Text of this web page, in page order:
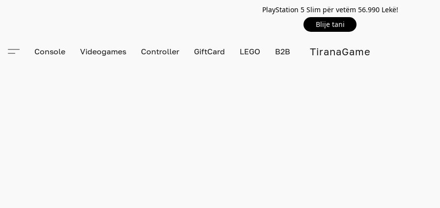
PlayStation 5 Slim për vetëm 56.990 Lekë!
Blije tani
TiranaGame
Console Videogames Controller GiftCard LEGO B2B